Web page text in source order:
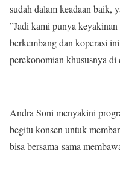
sudah dalam keadaan baik,
”Jadi kami punya
berkembang dan koperasi
perekonomian khususnya di
Andra Soni menyakini
begitu konsen untuk
bisa bersama-sama